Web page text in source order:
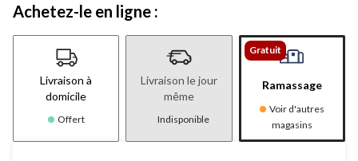
Achetez-le en ligne :
Livraison à
domicile
Offert
Livraison le jour
même
Indisponible
Gratuit
Ramassage
Voir d'autres
magasins